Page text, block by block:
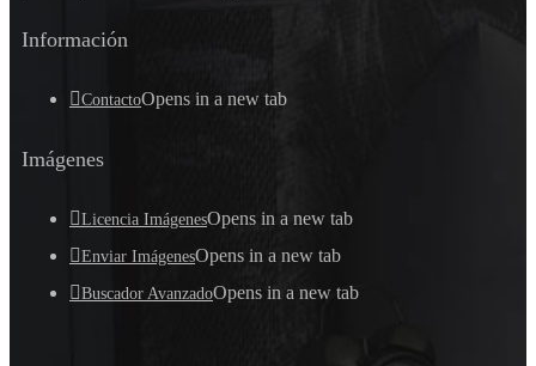
Información
ContactoOpens in a new tab
Imágenes
Licencia ImágenesOpens in a new tab
Enviar ImágenesOpens in a new tab
Buscador AvanzadoOpens in a new tab